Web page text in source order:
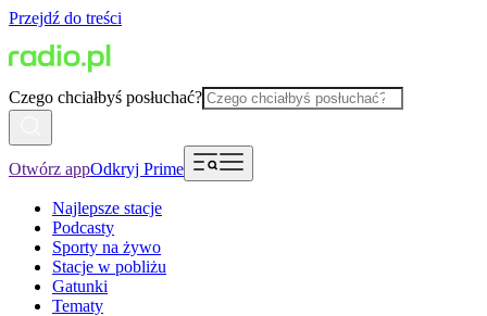
Przejdź do treści
Czego chciałbyś posłuchać?
Otwórz appOdkryj Prime
Najlepsze stacje
Podcasty
Sporty na żywo
Stacje w pobliżu
Gatunki
Tematy